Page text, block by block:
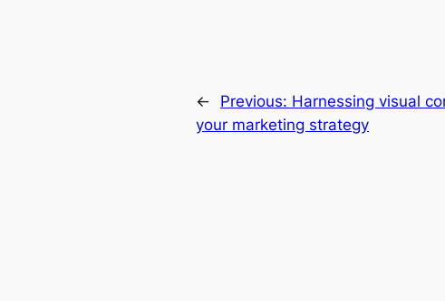
← Previous: Harnessing visual
your marketing strategy